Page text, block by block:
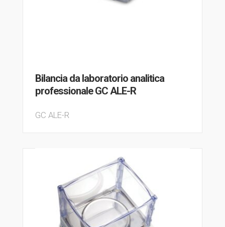
Bilancia da laboratorio analitica
professionale GC ALE-R
GC ALE-R